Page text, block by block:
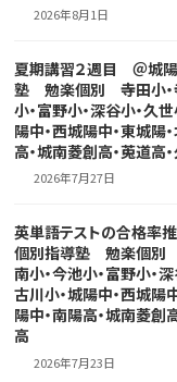
2026年8月1日
夏期講習２週目 ＠城
塾 勉楽個別 寺田小・
小・富野小・深谷小・久
陽中・西城陽中・東城陽
高・城南菱創高・莵道高
2026年7月27日
英単語テストの合格率
個別指導塾 勉楽個別
南小・今池小・富野小・
古川小・城陽中・西城陽
陽中・南陽高・城南菱創
高
2026年7月23日